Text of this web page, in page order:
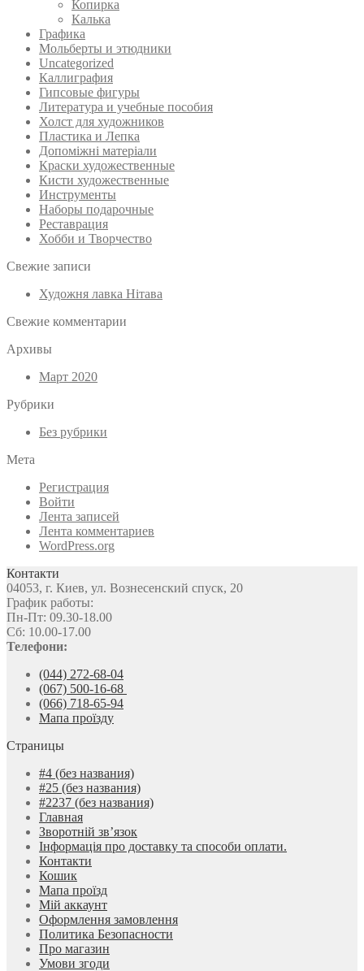
Копирка
Калька
Графика
Мольберты и этюдники
Uncategorized
Каллиграфия
Гипсовые фигуры
Литература и учебные пособия
Холст для художников
Пластика и Лепка
Допоміжні матеріали
Краски художественные
Кисти художественные
Инструменты
Наборы подарочные
Реставрация
Хобби и Творчество
Свежие записи
Художня лавка Нітава
Свежие комментарии
Архивы
Март 2020
Рубрики
Без рубрики
Мета
Регистрация
Войти
Лента записей
Лента комментариев
WordPress.org
Контакти
04053, г. Киев, ул. Вознесенский спуск, 20
График работы:
Пн-Пт: 09.30-18.00
Сб: 10.00-17.00
Телефони:
(044) 272-68-04
(067) 500-16-68
(066) 718-65-94
Мапа проїзду
Страницы
#4 (без названия)
#25 (без названия)
#2237 (без названия)
Главная
Зворотній зв’язок
Інформація про доставку та способи оплати.
Контакти
Кошик
Мапа проїзд
Мій аккаунт
Оформлення замовлення
Политика Безопасности
Про магазин
Умови згоди